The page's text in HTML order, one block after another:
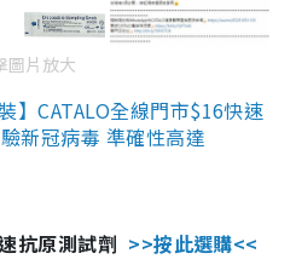
圖片放大
】CATALO全線門市$16快速
新冠病毒 準確性高達
抗原測試劑 >>按此選購<<